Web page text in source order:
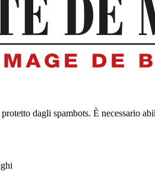
dagli spambots. È necessario